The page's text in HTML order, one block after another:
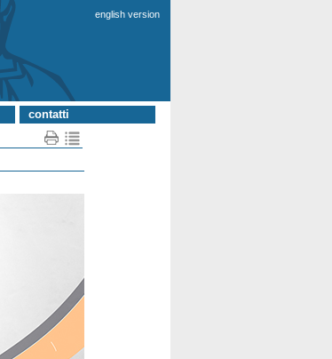
english version
contatti